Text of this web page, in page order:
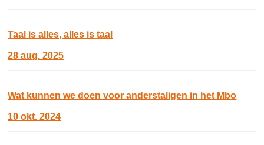
Taal is alles, alles is taal
28 aug. 2025
Wat kunnen we doen voor anderstaligen in het Mbo
10 okt. 2024